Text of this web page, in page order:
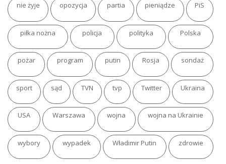
nie żyje opozycja partia pieniądze PiS
piłka nożna policja polityka Polska
pożar program putin Rosja sondaż
sport sąd TVN tvp Twitter Ukraina
USA Warszawa wojna wojna na Ukrainie
wybory wypadek Władimir Putin zdrowie